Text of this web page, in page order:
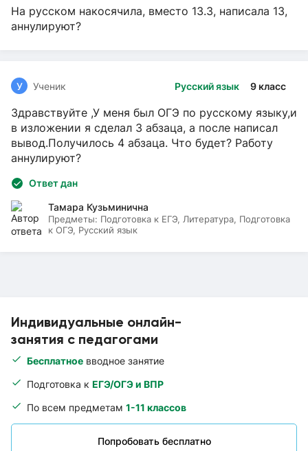
Индивидуальные онлайн-
занятия с педагогами
Бесплатное вводное занятие
Подготовка к ЕГЭ/ОГЭ и ВПР
По всем предметам 1-11 классов
Попробовать бесплатно
На русском накосячила, вместо 13.3, написала 13,
аннулируют?
Русский язык 9 класс
У Ученик
Здравствуйте ,У меня был ОГЭ по русскому языку,и
в изложении я сделал 3 абзаца, а после написал
вывод.Получилось 4 абзаца. Что будет? Работу
аннулируют?
Ответ дан
Тамара Кузьминична
Предметы: Подготовка к ЕГЭ, Литература, Подготовка
к ОГЭ, Русский язык